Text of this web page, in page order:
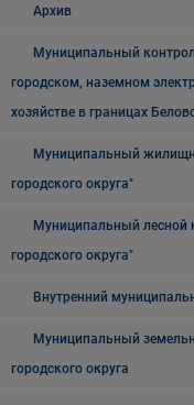
Архив
Муниципальный
городском, наземном
хозяйстве в границах
Муниципальный
городского округа"
Муниципальный лесной
городского округа"
Внутренний
Муниципальный
городского округа